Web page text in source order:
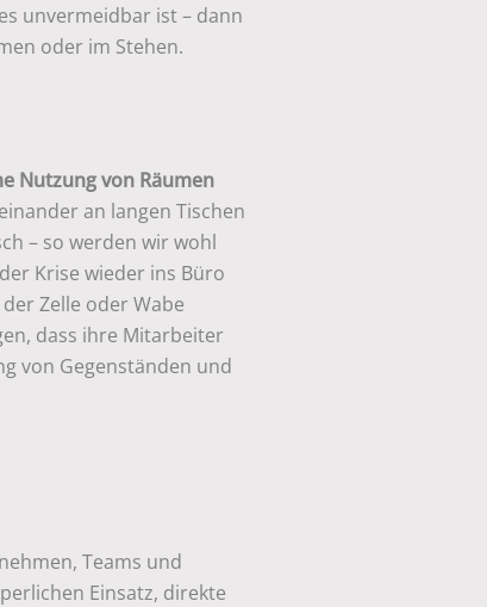
unvermeidbar ist – dann
oder im Stehen.
Nutzung von Räumen
an langen Tischen
– so werden wir wohl
Krise wieder ins Büro
Zelle oder Wabe
dass ihre Mitarbeiter
von Gegenständen und
Teams und
Einsatz, direkte